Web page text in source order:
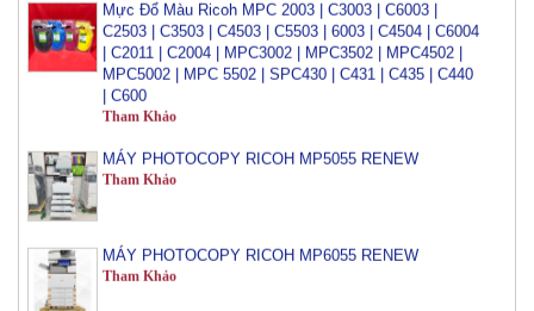
C2503 | C3503 | C4503 | C5503 | 6003 | C4504 | C6004
| C2011 | C2004 | MPC3002 | MPC3502 | MPC4502 |
MPC5002 | MPC 5502 | SPC430 | C431 | C435 | C440
| C600
Tham Khảo
Tham Khảo
Tham Khảo